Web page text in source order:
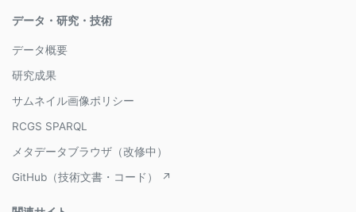
データ・研究・技術
データ概要
研究成果
サムネイル画像ポリシー
RCGS SPARQL
メタデータブラウザ（改修中）
GitHub（技術文書・コード） ↗